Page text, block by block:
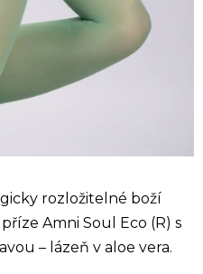
rozložitelné boží
Amni Soul Eco (R) s
– lázeň v aloe vera.